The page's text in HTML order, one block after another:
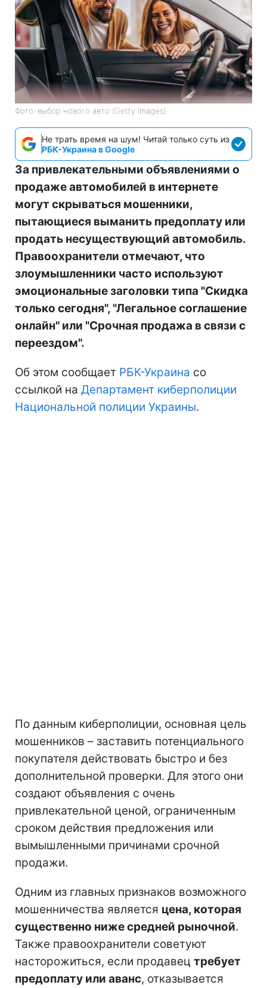
Фото: выбор нового авто (Getty Images)
Не трать время на шум! Читай только суть из
РБК-Украина в Google
За привлекательными объявлениями о
продаже автомобилей в интернете
могут скрываться мошенники,
пытающиеся выманить предоплату или
продать несуществующий автомобиль.
Правоохранители отмечают, что
злоумышленники часто используют
эмоциональные заголовки типа "Скидка
только сегодня", "Легальное соглашение
онлайн" или "Срочная продажа в связи с
переездом".
Об этом сообщает РБК-Украина со
ссылкой на Департамент киберполиции
Национальной полиции Украины.
По данным киберполиции, основная цель
мошенников – заставить потенциального
покупателя действовать быстро и без
дополнительной проверки. Для этого они
создают объявления с очень
привлекательной ценой, ограниченным
сроком действия предложения или
вымышленными причинами срочной
продажи.
Одним из главных признаков возможного
мошенничества является цена, которая
существенно ниже средней рыночной.
Также правоохранители советуют
насторожиться, если продавец требует
предоплату или аванс, отказывается